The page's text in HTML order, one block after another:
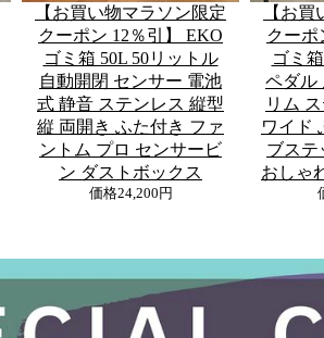
【お買い物マラソン限定
クーポン 12％引】 EKO
ゴミ箱 50L 50リットル
自動開閉 センサー 電池
式 静音 ステンレス 縦型
縦 両開き ふた付き ファ
ントム プロ センサービ
ン ダストボックス
価格24,200円
【お
クーポ
ゴミ
ペダル
リム
ワイド
ブステ
おしゃ